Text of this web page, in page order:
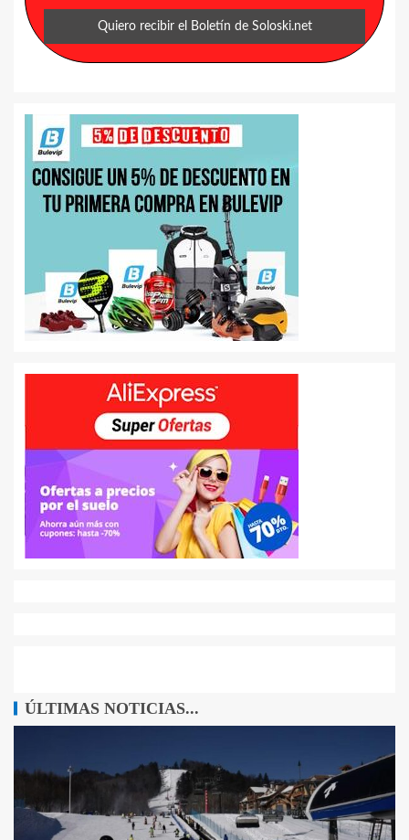
ÚLTIMAS NOTICIAS...